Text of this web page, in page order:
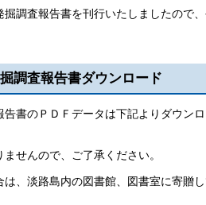
調査報告書を刊行いたしましたので、
調査報告書ダウンロード
書のＰＤＦデータは下記よりダウン
せんので、ご了承ください。
、淡路島内の図書館、図書室に寄贈